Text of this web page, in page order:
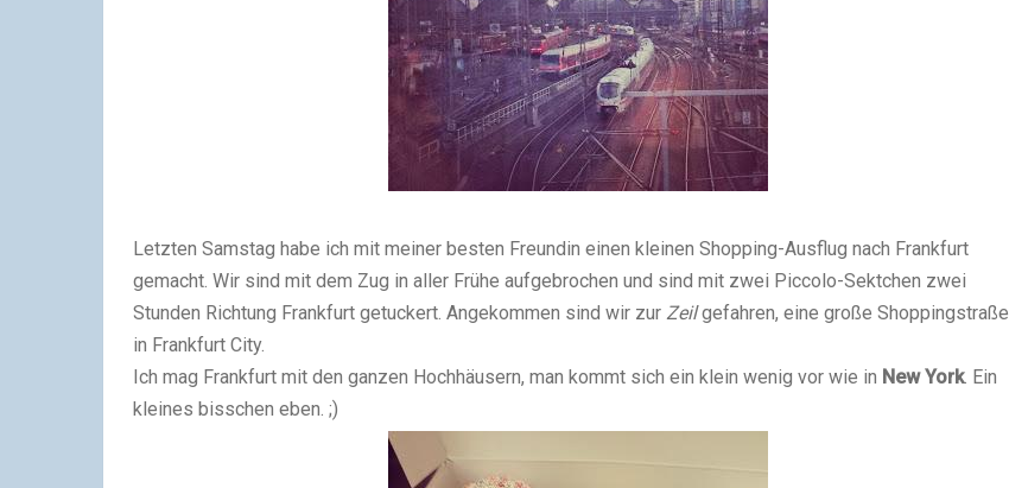
Letzten Samstag habe ich mit meiner besten Freundin einen kleinen Shopping-Ausflug nach Frankfurt
gemacht. Wir sind mit dem Zug in aller Frühe aufgebrochen und sind mit zwei Piccolo-Sektchen zwei
Stunden Richtung Frankfurt getuckert. Angekommen sind wir zur Zeilgefahren, eine große Shoppingstraße
in Frankfurt City.
Ich mag Frankfurt mit den ganzen Hochhäusern, man kommt sich ein klein wenig vor wie in New York. Ein
kleines bisschen eben. ;)